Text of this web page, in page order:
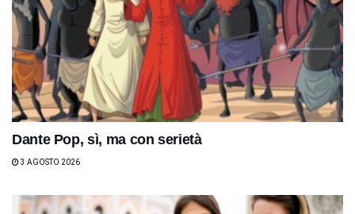
Dante Pop, sì, ma con serietà
3 AGOSTO 2026